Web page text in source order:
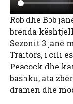
Rob dhe Bob
brenda
Sezonit 3 janë
Traitors, i cili
Peacock dhe
bashku, ata
dramën dhe